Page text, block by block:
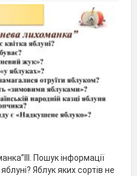
Пошук інформації
Яблук яких сортів не